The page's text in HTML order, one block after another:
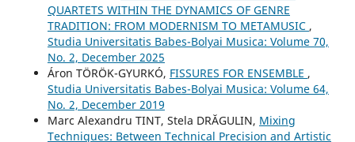
QUARTETS WITHIN THE DYNAMICS OF GENRE
TRADITION: FROM MODERNISM TO METAMUSIC ,
Studia Universitatis Babes-Bolyai Musica: Volume 70,
No. 2, December 2025
Áron TÖRÖK-GYURKÓ, FISSURES FOR ENSEMBLE ,
Studia Universitatis Babes-Bolyai Musica: Volume 64,
No. 2, December 2019
Marc Alexandru TINT, Stela DRĂGULIN, Mixing
Techniques: Between Technical Precision and Artistic